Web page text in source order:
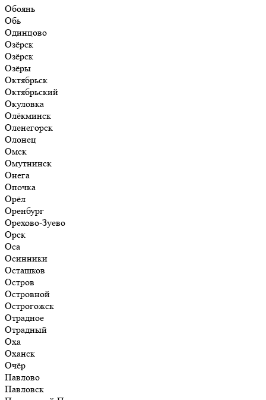
Обоянь
Обь
Одинцово
Озёрск
Озёрск
Озёры
Октябрьск
Октябрьский
Окуловка
Олёкминск
Оленегорск
Олонец
Омск
Омутнинск
Онега
Опочка
Орёл
Оренбург
Орехово-Зуево
Орск
Оса
Осинники
Осташков
Остров
Островной
Острогожск
Отрадное
Отрадный
Оха
Оханск
Очёр
Павлово
Павловск